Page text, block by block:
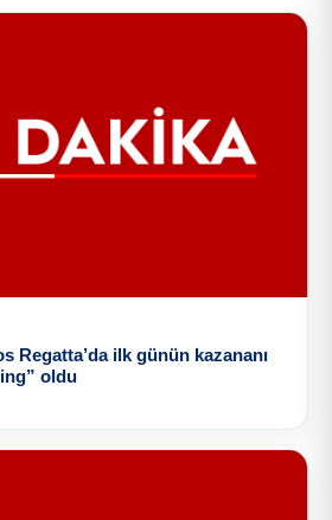
Regatta’da ilk günün kazananı
oldu